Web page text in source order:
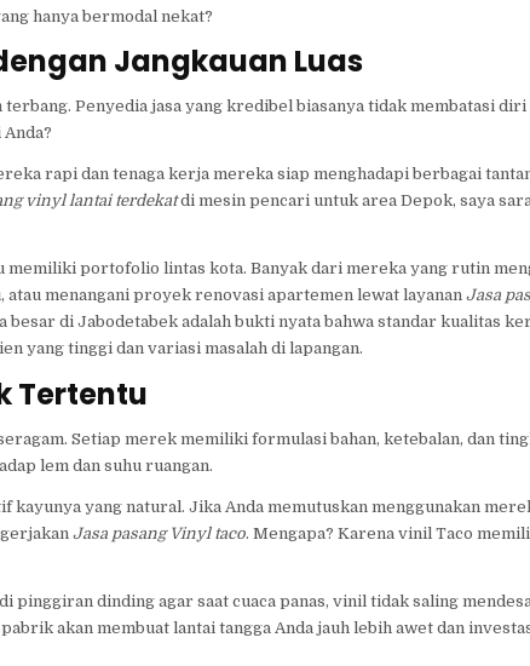
hanya bermodal nekat?
Jangkauan Luas
Penyedia jasa yang kredibel biasanya tidak membatasi diri
rapi dan tenaga kerja mereka siap menghadapi berbagai
vinyl lantai terdekatdi mesin pencari untuk area Depok, saya
memiliki portofolio lintas kota. Banyak dari mereka yang rutin
menangani proyek renovasi apartemen lewat layanan Jasa
besar di Jabodetabek adalah bukti nyata bahwa standar kualitas
yang tinggi dan variasi masalah di lapangan.
Tertentu
Setiap merek memiliki formulasi bahan, ketebalan, dan
lem dan suhu ruangan.
yang natural. Jika Anda memutuskan menggunakan
Jasa pasang Vinyl taco. Mengapa? Karena vinil Taco
dinding agar saat cuaca panas, vinil tidak saling
akan membuat lantai tangga Anda jauh lebih awet dan